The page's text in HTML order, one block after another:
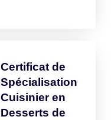
Certificat de
Spécialisation
Cuisinier en
Desserts de